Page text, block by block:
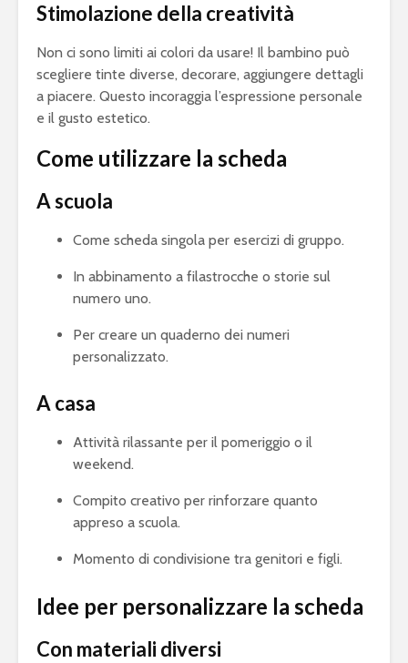
Stimolazione della creatività
Non ci sono limiti ai colori da usare! Il bambino può
scegliere tinte diverse, decorare, aggiungere dettagli
a piacere. Questo incoraggia l’espressione personale
e il gusto estetico.
Come utilizzare la scheda
A scuola
Come scheda singola per esercizi di gruppo.
In abbinamento a filastrocche o storie sul
numero uno.
Per creare un quaderno dei numeri
personalizzato.
A casa
Attività rilassante per il pomeriggio o il
weekend.
Compito creativo per rinforzare quanto
appreso a scuola.
Momento di condivisione tra genitori e figli.
Idee per personalizzare la scheda
Con materiali diversi